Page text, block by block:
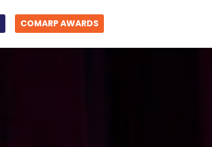
COMARP AWARDS